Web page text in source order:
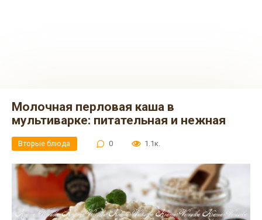
Молочная перловая каша в
мультиварке: питательная и нежная
Вторые блюда 0 1.1к.